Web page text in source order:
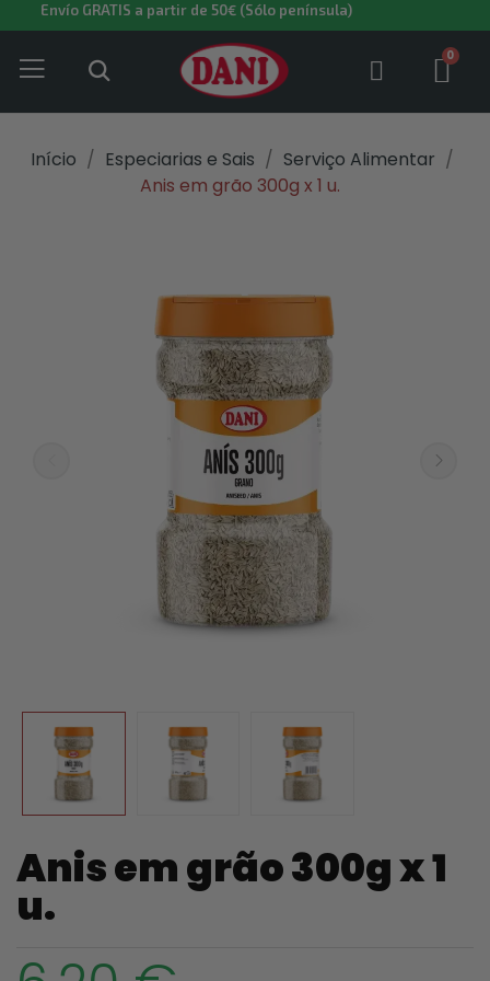
Envío GRATIS a partir de 50€ (Sólo península)
Início Especiarias e Sais
Serviço Alimentar
Anis em grão 300g x 1 u.
Anis em grão 300g x 1
u.